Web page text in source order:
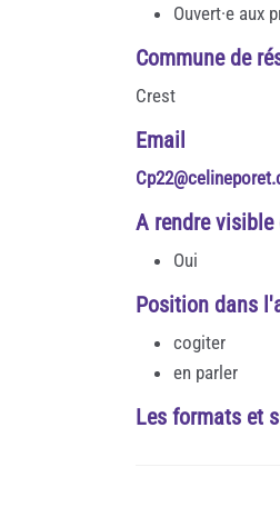
Ouvert·e aux
Commune de
Crest
Email
A rendre visible
Oui
Position dans
cogiter
en parler
Les formats et